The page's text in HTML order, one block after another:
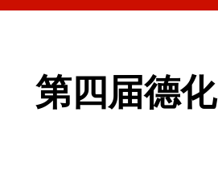
第四届德